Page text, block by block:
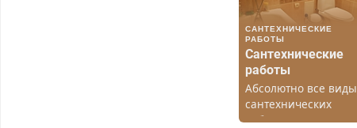
САНТЕХНИЧЕСКИЕ
РАБОТЫ
Сантехнические
работы
Абсолютно все виды
сантехнических
работ. Быстро.